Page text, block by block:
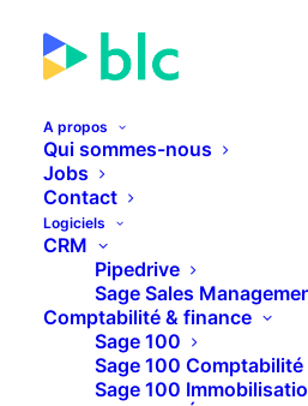
A propos
Qui sommes-nous
Jobs
Contact
Logiciels
CRM
Pipedrive
Sage Sales
Comptabilité & finance
Sage 100
Sage 100 Comptabilité
Sage 100
Sage Online